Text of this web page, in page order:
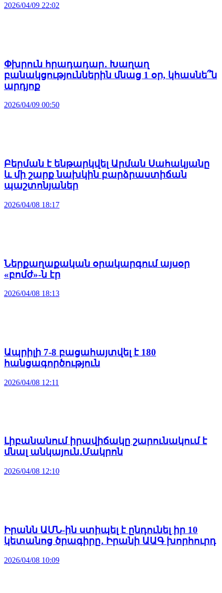
2026/04/09 22:02
Փխրուն հրադադար․ Խաղաղ
բանակցություններին մնաց 1 օր, կհասնե՞ն
արդյոք
2026/04/09 00:50
Բերման է ենթարկվել Արման Սահակյանը
և մի շարք նախկին բարձրաստիճան
պաշտոնյաներ
2026/04/08 18:17
Ներքաղաքական օրակարգում այսօր
«բոմժ»-ն էր
2026/04/08 18:13
Ապրիլի 7-8 բացահայտվել է 180
հանցագործություն
2026/04/08 12:11
Լիբանանում իրավիճակը շարունակում է
մնալ անկայուն․Մակրոն
2026/04/08 12:10
Իրանն ԱՄՆ-ին ստիպել է ընդունել իր 10
կետանոց ծրագիրը․ Իրանի ԱԱԳ խորհուրդ
2026/04/08 10:09